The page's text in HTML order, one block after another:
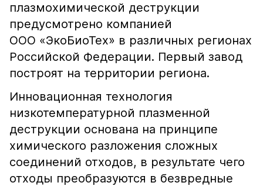
плазмохимической деструкции
предусмотрено компанией
ООО «ЭкоБиоТех» в различных регионах
Российской Федерации. Первый завод
построят на территории региона.
Инновационная технология
низкотемпературной плазменной
деструкции основана на принципе
химического разложения сложных
соединений отходов, в результате чего
отходы преобразуются в безвредные